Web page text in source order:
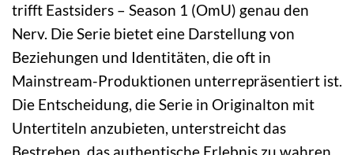
trifft Eastsiders – Season 1 (OmU) genau den
Nerv. Die Serie bietet eine Darstellung von
Beziehungen und Identitäten, die oft in
Mainstream-Produktionen unterrepräsentiert ist.
Die Entscheidung, die Serie in Originalton mit
Untertiteln anzubieten, unterstreicht das